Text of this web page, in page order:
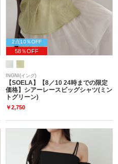
2点10％OFF
58％OFF
INGNI(イング)
【SOELA】【8／10 24時までの限定
価格】シアーレースビッグシャツ(ミン
トグリーン)
￥2,750